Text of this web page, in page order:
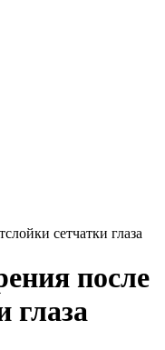
сетчатки глаза
после
глаза